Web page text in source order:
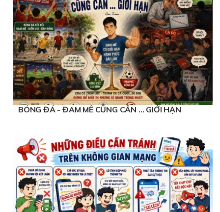
BÓNG ĐÁ - ĐAM MÊ CŨNG CẦN … GIỚI HẠN